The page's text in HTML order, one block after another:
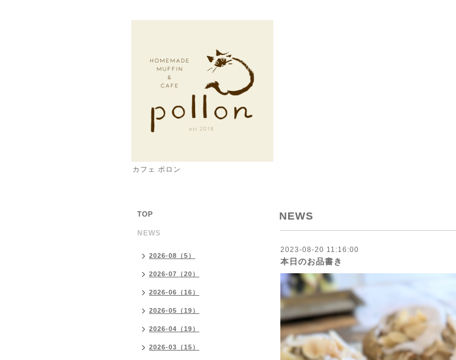
カフェ ポロン
NEWS
2023-08-20 11:16:00
本日のお品書き
TOP
NEWS
2026-08（5）
2026-07（20）
2026-06（16）
2026-05（19）
2026-04（19）
2026-03（15）